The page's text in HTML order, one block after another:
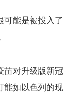
可能是被投入了
苗对升级版新冠
能如以色列的现